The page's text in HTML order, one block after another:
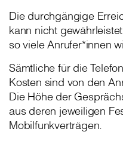
Die durchgängige
kann nicht
so viele Anrufer*innen
Sämtliche für die
Kosten sind von den
Die Höhe der
aus deren jeweiligen
Mobilfunkverträgen.